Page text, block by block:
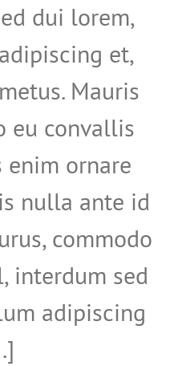
dui lorem,
et,
Mauris
eu convallis
ornare
nulla ante id
commodo
interdum sed
adipiscing